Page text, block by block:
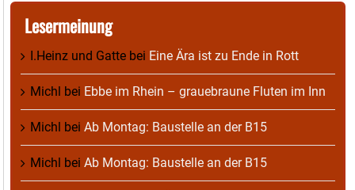
Lesermeinung
I.Heinz und Gatte bei Eine Ära ist zu Ende in Rott
Michl bei Ebbe im Rhein – grauebraune Fluten im Inn
Michl bei Ab Montag: Baustelle an der B15
Michl bei Ab Montag: Baustelle an der B15